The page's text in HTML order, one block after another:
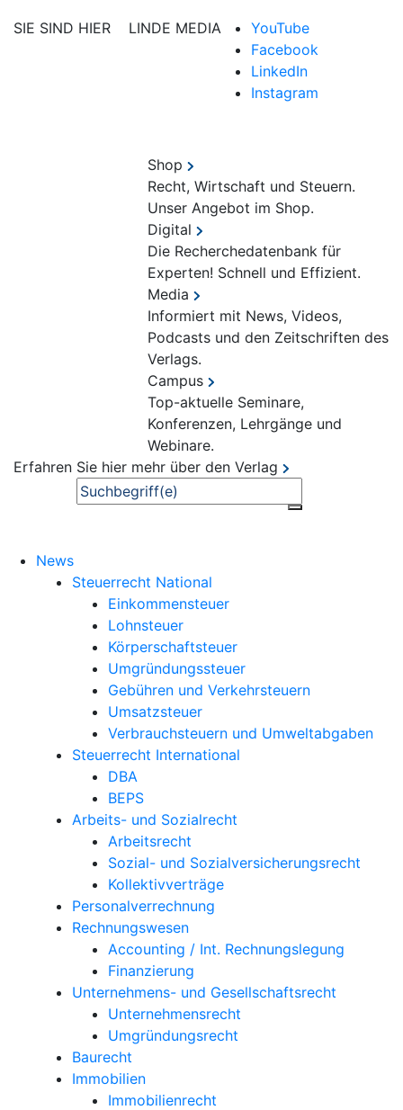
SIE SIND HIER LINDE MEDIA
YouTube
Facebook
LinkedIn
Instagram
Shop
Recht, Wirtschaft und Steuern.
Unser Angebot im Shop.
Digital
Die Recherchedatenbank für
Experten! Schnell und Effizient.
Media
Informiert mit News, Videos,
Podcasts und den Zeitschriften des
Verlags.
Campus
Top-aktuelle Seminare,
Konferenzen, Lehrgänge und
Webinare.
Erfahren Sie hier mehr über den Verlag
Suche
News
Steuerrecht National
Einkommensteuer
Lohnsteuer
Körperschaftsteuer
Umgründungssteuer
Gebühren und Verkehrsteuern
Umsatzsteuer
Verbrauchsteuern und Umweltabgaben
Steuerrecht International
DBA
BEPS
Arbeits- und Sozialrecht
Arbeitsrecht
Sozial- und Sozialversicherungsrecht
Kollektivverträge
Personalverrechnung
Rechnungswesen
Accounting / Int. Rechnungslegung
Finanzierung
Unternehmens- und Gesellschaftsrecht
Unternehmensrecht
Umgründungsrecht
Baurecht
Immobilien
Immobilienrecht